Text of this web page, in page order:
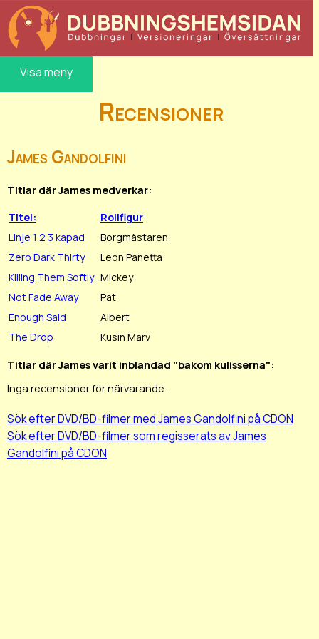
Visa meny
Recensioner
James Gandolfini
Titlar där James medverkar:
Titel:
Rollfigur
Linje 1 2 3 kapad
Borgmästaren
Zero Dark Thirty
Leon Panetta
Killing Them Softly Mickey
Not Fade Away
Pat
Enough Said
Albert
The Drop
Kusin Marv
Titlar där James varit inblandad "bakom kulisserna":
Inga recensioner för närvarande.
Sök efter DVD/BD-filmer med James Gandolfini på CDON
Sök efter DVD/BD-filmer som regisserats av James
Gandolfini på CDON